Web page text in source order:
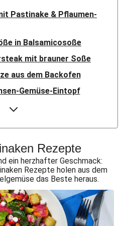
Pastinake & Pflaumen-
in Balsamicosoße
mit brauner Soße
aus dem Backofen
Gemüse-Eintopf
Rübeneintopf
Linsen-Suppe
Risotto mit Bacon
mit Rosmarin-Tomatensoße
Pastinakenstampf
Kräuter-Karottenstampf
Rezepte
ein herzhafter Geschmack:
Rezepte holen aus dem
das Beste heraus.